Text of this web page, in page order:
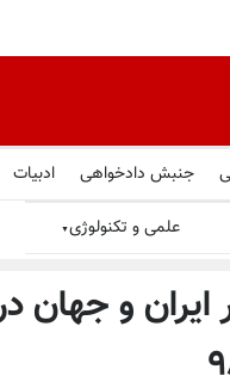
جنبش دادخواهی ادبیات
علمی و تکنولوژی▼